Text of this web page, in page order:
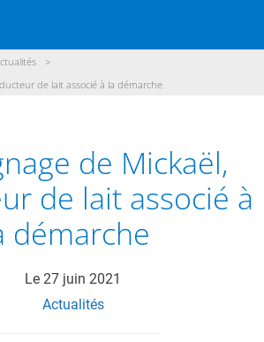
DÉMARCHE
POINTS DE VENTE
PARTICIPER
ACTUALITÉS
CONNECTER / ADHÉRER
>
de lait associé à la démarche
de Mickaël,
de lait associé à
démarche
Le 27 juin 2021
Actualités